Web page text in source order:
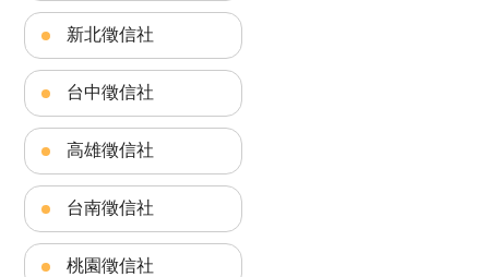
新北徵信社
台中徵信社
高雄徵信社
台南徵信社
桃園徵信社